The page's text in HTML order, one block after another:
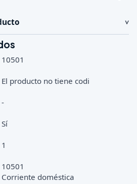
10501
El producto no tiene codi
-
Sí
1
10501
Corriente doméstica